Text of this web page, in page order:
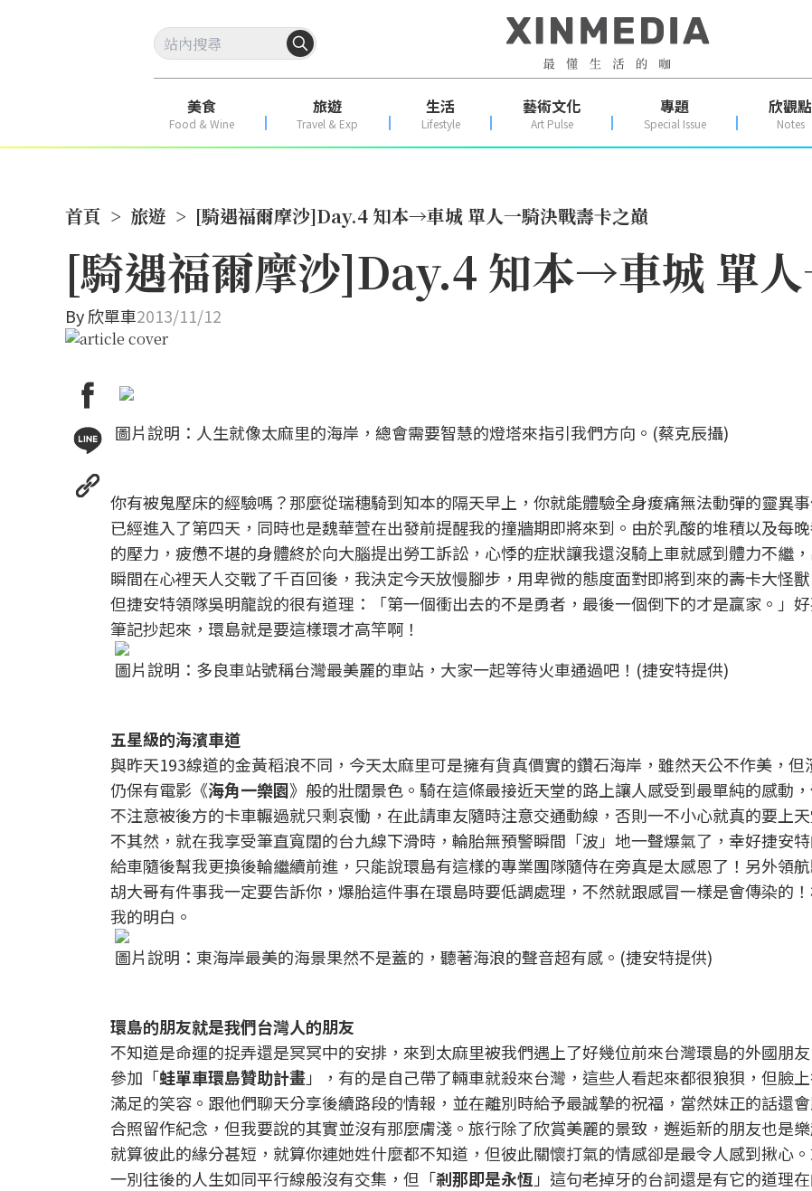
美食
Food & Wine
旅遊
Travel & Exp
生活
Lifestyle
藝術文化
Art Pulse
專題
Special Issue
欣觀點
Notes
首頁 > 旅遊 > [騎遇福爾摩沙]Day.4 知本→車城 單人一騎決戰壽卡之巔
[騎遇福爾摩沙]Day.4 知本→車城 單
By欣單車2013/11/12
圖片說明：人生就像太麻里的海岸，總會需要智慧的燈塔來指引我們方向。(蔡克辰攝)
你有被鬼壓床的經驗嗎？那麼從瑞穗騎到知本的隔天早上，你就能體驗全身痠痛無法動彈的靈異
已經進入了第四天，同時也是魏華萱在出發前提醒我的撞牆期即將來到。由於乳酸的堆積以及每
的壓力，疲憊不堪的身體終於向大腦提出勞工訴訟，心悸的症狀讓我還沒騎上車就感到體力不繼
瞬間在心裡天人交戰了千百回後，我決定今天放慢腳步，用卑微的態度面對即將到來的壽卡大怪獸
但捷安特領隊吳明龍說的很有道理：「第一個衝出去的不是勇者，最後一個倒下的才是贏家。」
筆記抄起來，環島就是要這樣環才高竿啊！
圖片說明：多良車站號稱台灣最美麗的車站，大家一起等待火車通過吧！(捷安特提供)
五星級的海濱車道
與昨天193線道的金黃稻浪不同，今天太麻里可是擁有貨真價實的鑽石海岸，雖然天公不作美，但
仍保有電影《海角一樂園》般的壯闊景色。騎在這條最接近天堂的路上讓人感受到最單純的感動
不注意被後方的卡車輾過就只剩哀慟，在此請車友隨時注意交通動線，否則一不小心就真的要上
不其然，就在我享受筆直寬闊的台九線下滑時，輪胎無預警瞬間「波」地一聲爆氣了，幸好捷安
給車隨後幫我更換後輪繼續前進，只能說環島有這樣的專業團隊隨侍在旁真是太感恩了！另外領
胡大哥有件事我一定要告訴你，爆胎這件事在環島時要低調處理，不然就跟感冒一樣是會傳染的
我的明白。
圖片說明：東海岸最美的海景果然不是蓋的，聽著海浪的聲音超有感。(捷安特提供)
環島的朋友就是我們台灣人的朋友
不知道是命運的捉弄還是冥冥中的安排，來到太麻里被我們遇上了好幾位前來台灣環島的外國朋
參加「蛙單車環島贊助計畫」，有的是自己帶了輛車就殺來台灣，這些人看起來都很狼狽，但臉
滿足的笑容。跟他們聊天分享後續路段的情報，並在離別時給予最誠摯的祝福，當然妹正的話還
合照留作紀念，但我要說的其實並沒有那麼膚淺。旅行除了欣賞美麗的景致，邂逅新的朋友也是樂
就算彼此的緣分甚短，就算你連她姓什麼都不知道，但彼此關懷打氣的情感卻是最令人感到揪心
一別往後的人生如同平行線般沒有交集，但「剎那即是永恆 」這句老掉牙的台詞還是有它的道理